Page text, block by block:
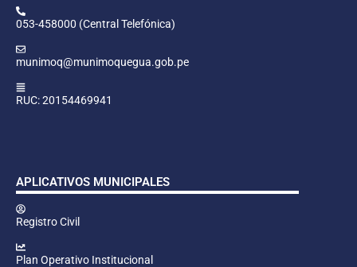
053-458000 (Central Telefónica)
munimoq@munimoquegua.gob.pe
RUC: 20154469941
APLICATIVOS MUNICIPALES
Registro Civil
Plan Operativo Institucional